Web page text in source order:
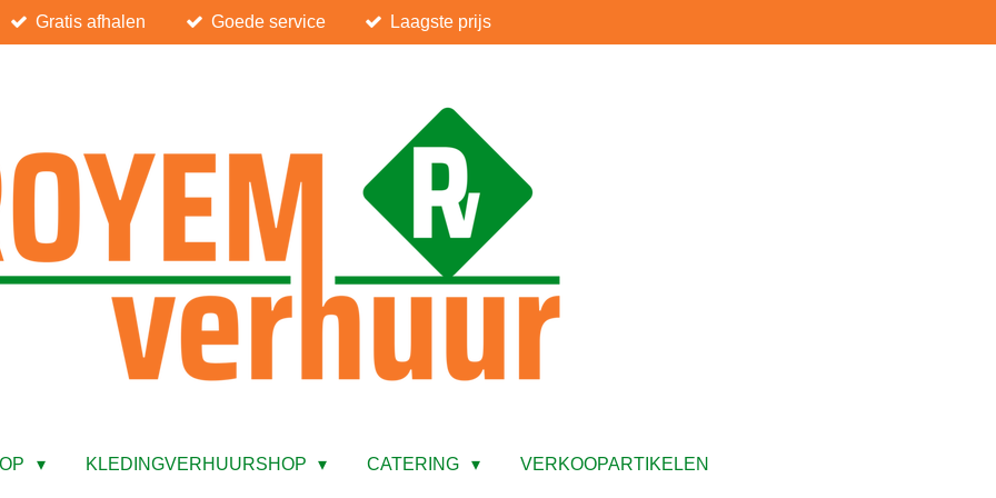
Gratis afhalen Goede service Laagste prijs
KLEDINGVERHUURSHOP CATERING VERKOOPARTIKELEN